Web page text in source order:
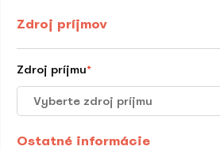
Zdroj príjmov
Zdroj príjmu*
Ostatné informácie